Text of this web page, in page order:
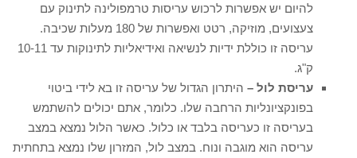
להיום יש אפשרות לרכוש עריסות טרמפולינה לתינוק עם
צעצועים, מוזיקה, רטט ואפשרות של 180 מעלות שכיבה.
עריסה זו כוללת ידיות לנשיאה ואידיאליות לתינוקות עד 10-11
ק"ג.
עריסת לול – היתרון הגדול של עריסה זו בא לידי ביטוי
בפונקציונליות הרחבה שלו. כלומר, אתם יכולים להשתמש
בעריסה זו כעריסה בלבד או כלול. כאשר הלול נמצא במצב
עריסה הוא מוגבה ונוח. במצב לול, המזרון שלו נמצא בתחתית